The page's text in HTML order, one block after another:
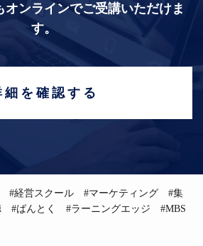
オンラインでご受講いただけま
す。
細を確認する
#経営スクール #マーケティング #集
ばんとく #ラーニングエッジ #MBS